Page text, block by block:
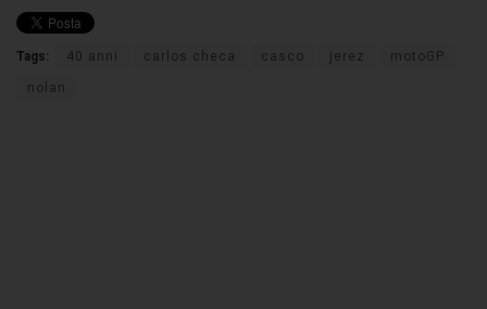
Tags: 40 anni carlos checa casco jerez motoGP
nolan